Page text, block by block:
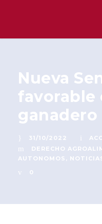
Nueva
favorable
31/10/2022
DERECHO
AUTONOMOS ,
0